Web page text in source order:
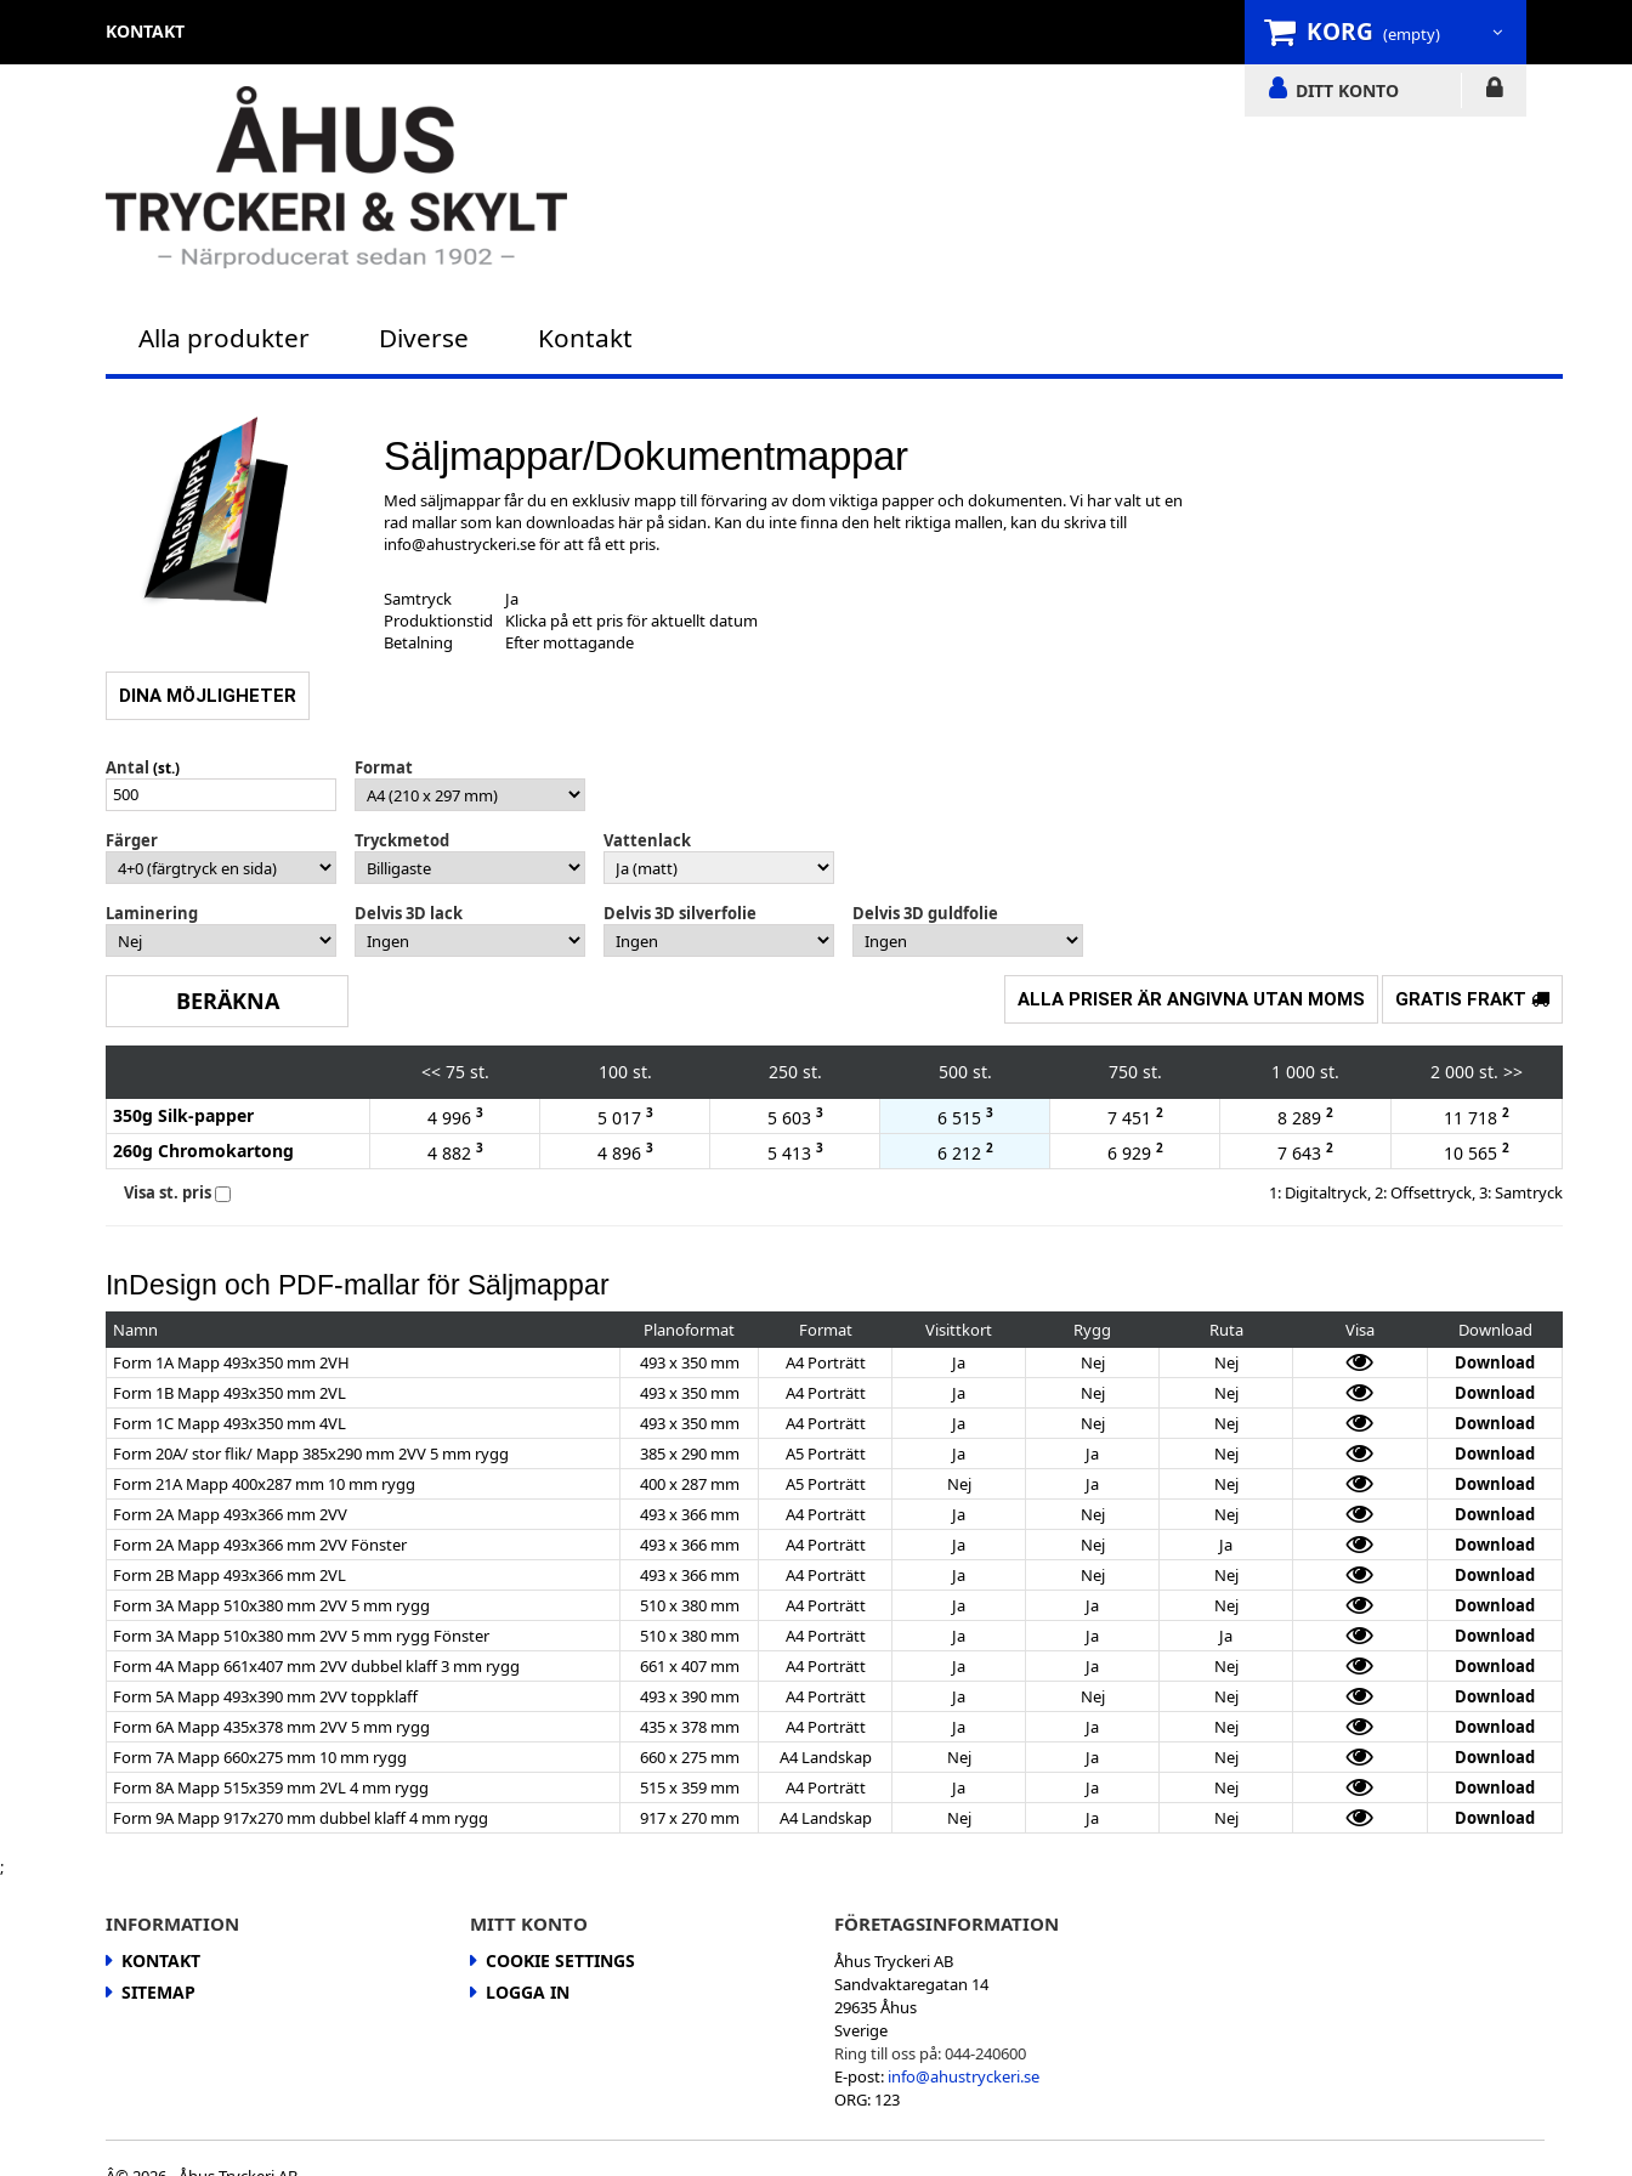
KORG (empty)
KONTAKT
DITT KONTO
Alla produkter Diverse Kontakt
Säljmappar/Dokumentmappar
Med säljmappar får du en exklusiv mapp till förvaring av dom viktiga papper och dokumenten. Vi har valt ut en
rad mallar som kan downloadas här på sidan. Kan du inte finna den helt riktiga mallen, kan du skriva till
info@ahustryckeri.seför att få ett pris.
Samtryck
Ja
Produktionstid
Klicka på ett pris för aktuellt datum
Betalning
Efter mottagande
DINA MÖJLIGHETER
Antal (st.) Format
Färger Tryckmetod Vattenlack
Laminering Delvis 3D lack Delvis 3D silverfolie Delvis 3D guldfolie
ALLA PRISER ÄR ANGIVNA UTAN MOMS GRATIS FRAKT
<<75 st. 100 st. 250 st. 500 st. 750 st. 1 000 st. 2 000 st. >>
350g Silk-papper
4 996 3 5 017 3 5 603 3 6 515 3 7 451 2 8 289 2 11 718 2
260g Chromokartong 4 882 3 4 896 3 5 413 3 6 212 2 6 929 2 7 643 2 10 565 2
Visa st. pris 1: Digitaltryck, 2: Offsettryck, 3: Samtryck
InDesign och PDF-mallar för Säljmappar
Namn Planoformat Format Visittkort Rygg Ruta Visa
Download
Form 1A Mapp 493x350 mm 2VH
493 x 350 mm A4 Porträtt Ja Nej Nej
Download
Form 1B Mapp 493x350 mm 2VL
493 x 350 mm A4 Porträtt Ja Nej Nej
Download
Form 1C Mapp 493x350 mm 4VL
493 x 350 mm A4 Porträtt Ja Nej Nej
Download
Form 20A/ stor flik/ Mapp 385x290 mm 2VV 5 mm rygg
385 x 290 mm A5 Porträtt Ja Ja Nej
Download
Form 21A Mapp 400x287 mm 10 mm rygg
400 x 287 mm A5 Porträtt Nej Ja Nej
Download
Form 2A Mapp 493x366 mm 2VV
493 x 366 mm A4 Porträtt Ja Nej Nej
Download
Form 2A Mapp 493x366 mm 2VV Fönster
493 x 366 mm A4 Porträtt Ja Nej Ja
Download
Form 2B Mapp 493x366 mm 2VL
493 x 366 mm A4 Porträtt Ja Nej Nej
Download
Form 3A Mapp 510x380 mm 2VV 5 mm rygg
510 x 380 mm A4 Porträtt Ja Ja Nej
Download
Form 3A Mapp 510x380 mm 2VV 5 mm rygg Fönster
510 x 380 mm A4 Porträtt Ja Ja Ja
Download
Form 4A Mapp 661x407 mm 2VV dubbel klaff 3 mm rygg
661 x 407 mm A4 Porträtt Ja Ja Nej
Download
Form 5A Mapp 493x390 mm 2VV toppklaff
493 x 390 mm A4 Porträtt Ja Nej Nej
Download
Form 6A Mapp 435x378 mm 2VV 5 mm rygg
435 x 378 mm A4 Porträtt Ja Ja Nej
Download
Form 7A Mapp 660x275 mm 10 mm rygg
660 x 275 mm A4 Landskap Nej Ja Nej
Download
Form 8A Mapp 515x359 mm 2VL 4 mm rygg
515 x 359 mm A4 Porträtt Ja Ja Nej
Download
Form 9A Mapp 917x270 mm dubbel klaff 4 mm rygg
917 x 270 mm A4 Landskap Nej Ja Nej Download
;
INFORMATION
KONTAKT
SITEMAP
MITT KONTO
COOKIE SETTINGS
LOGGA IN
FÖRETAGSINFORMATION
Åhus Tryckeri AB
Sandvaktaregatan 14
29635 Åhus
Sverige
Ring till oss på:044-240600
E-post: info@ahustryckeri.se
ORG: 123